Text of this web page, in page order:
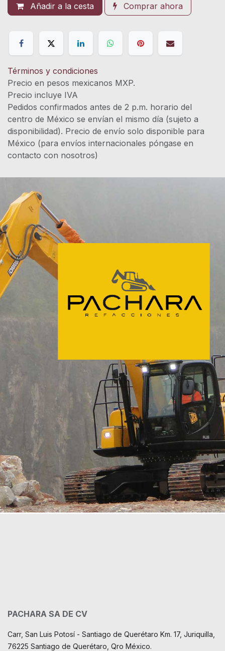
Añadir a la cesta Comprar ahora
Términos y condiciones
Precio en pesos mexicanos MXP.
Precio incluye IVA
Pedidos confirmados antes de 2 p.m. horario del
centro de México se envían el mismo día (sujeto a
disponibilidad). Precio de envío solo disponible para
México (para envíos internacionales póngase en
contacto con nosotros)
PACHARA SA DE CV
Carr, San Luis Potosí - Santiago de Querétaro Km. 17, Juriquilla,
76225 Santiago de Querétaro, Qro México.